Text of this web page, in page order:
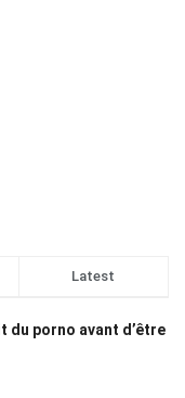
Latest
du porno avant d’être